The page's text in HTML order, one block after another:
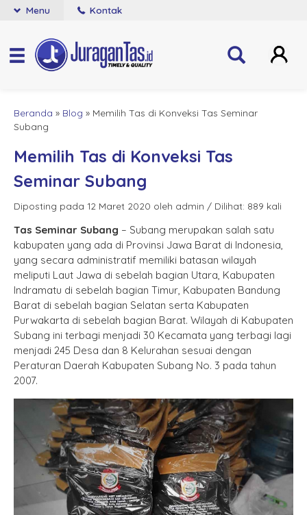
Menu Kontak
Beranda » Blog » Memilih Tas di Konveksi Tas Seminar
Subang
Memilih Tas di Konveksi Tas
Seminar Subang
Diposting pada 12 Maret 2020 oleh admin / Dilihat: 889 kali
Tas Seminar Subang – Subang merupakan salah satu
kabupaten yang ada di Provinsi Jawa Barat di Indonesia,
yang secara administratif memiliki batasan wilayah
meliputi Laut Jawa di sebelah bagian Utara, Kabupaten
Indramatu di sebelah bagian Timur, Kabupaten Bandung
Barat di sebelah bagian Selatan serta Kabupaten
Purwakarta di sebelah bagian Barat. Wilayah di Kabupaten
Subang ini terbagi menjadi 30 Kecamata yang terbagi lagi
menjadi 245 Desa dan 8 Kelurahan sesuai dengan
Peraturan Daerah Kabupaten Subang No. 3 pada tahun
2007.